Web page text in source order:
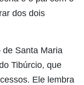
dos dois
de Santa Maria
Tibúrcio, que
Ele lembra